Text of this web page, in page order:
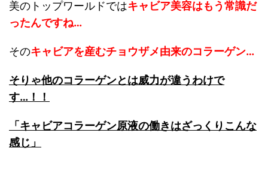
美のトップワールドではキャビア美容はもう常識だ
ったんですね…
そのキャビアを産むチョウザメ由来のコラーゲン…
そりゃ他のコラーゲンとは威力が違うわけで
す…！！
「キャビアコラーゲン原液の働きはざっくりこんな
感じ」